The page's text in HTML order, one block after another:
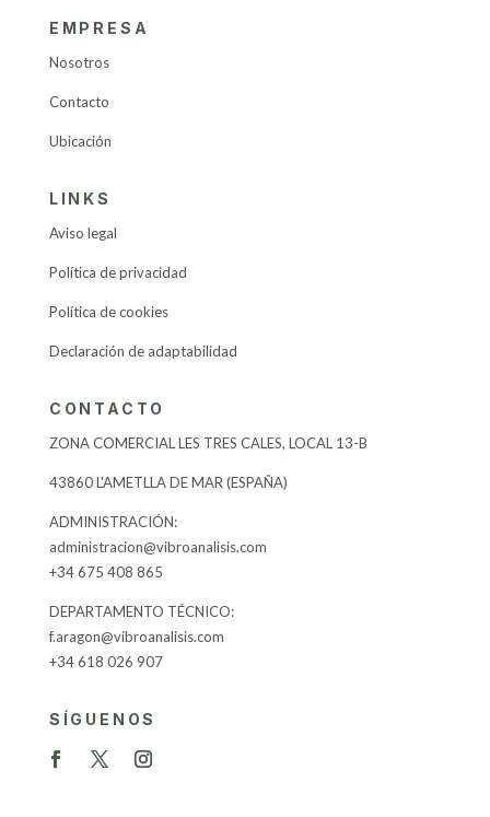
EMPRESA
Nosotros
Contacto
Ubicación
LINKS
Aviso legal
Política de privacidad
Política de cookies
Declaración de adaptabilidad
CONTACTO
ZONA COMERCIAL LES TRES CALES, LOCAL 13-B
43860 L'AMETLLA DE MAR (ESPAÑA)
​ADMINISTRACIÓN:
administracion@vibroanalisis.com
+34 675 408 865
DEPARTAMENTO TÉCNICO:
f.aragon@vibroanalisis.com
+34 618 026 907
SÍGUENOS